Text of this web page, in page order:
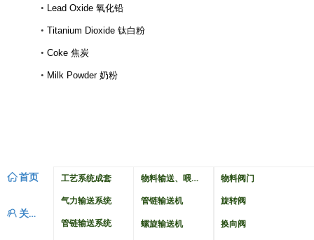
• Lead Oxide 氧化铅
• Titanium Dioxide 钛白粉
• Coke 焦炭
• Milk Powder 奶粉
ꀇ 首页
ꁘ 关于我们
工艺系统成套
气力输送系统
管链输送系统
物料输送、喂料与配料
管链输送机
螺旋输送机
物料阀门
旋转阀
换向阀